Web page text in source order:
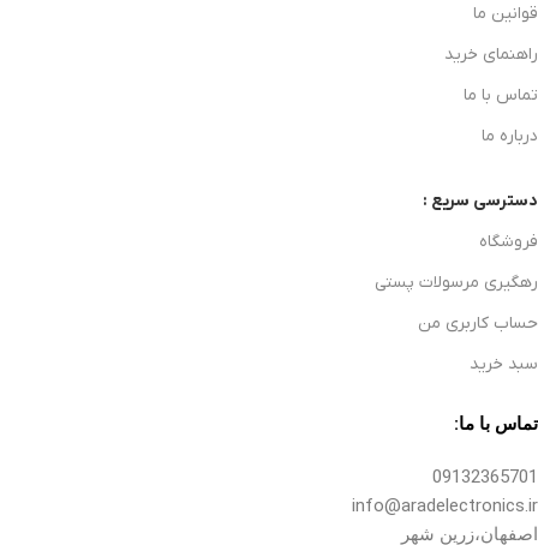
قوانین ما
راهنمای خرید
تماس با ما
درباره ما
دسترسی سریع :
فروشگاه
رهگیری مرسولات پستی
حساب کاربری من
سبد خرید
تماس با ما:
09132365701
info@aradelectronics.ir
اصفهان،زرین شهر